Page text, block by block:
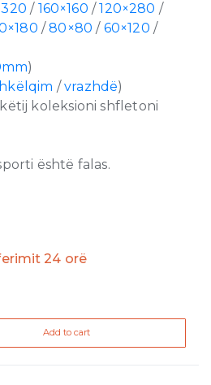
/ 160×160 /120×280 /
/80×80 / 60×120 /
)
/vrazhdë)
koleksioni shfletoni
është falas.
24 orë
Add to cart